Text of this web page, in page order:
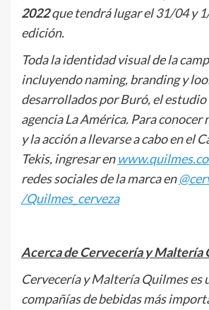
2022que tendrá lugar el 31/04 y
edición.
Toda la identidad visual de la
incluyendo naming, branding y
desarrollados por Buró, el estudio
agencia La América. Para conocer
y la acción a llevarse a cabo en el
Tekis, ingresar en
redes sociales de la marca en
/Quilmes_cerveza
Acerca de Cervecería y Maltería
Cervecería y Maltería Quilmes es
compañías de bebidas más